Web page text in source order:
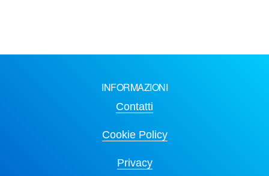
INFORMAZIONI
Contatti
Cookie Policy
Privacy